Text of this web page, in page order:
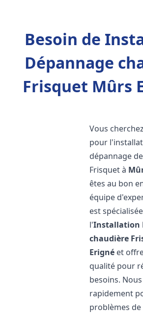
Besoin de
Dépannage
Frisquet Mûrs
Vous
pour
dépannage
Frisquet à
êtes au bon
équipe
est
l'Installation
chaudière
Erigné et
qualité pour
besoins.
rapidement
problèmes